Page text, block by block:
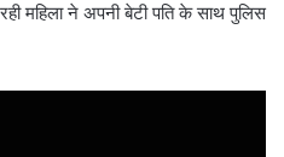
महिला ने अपनी बेटी पति के साथ पुलिस